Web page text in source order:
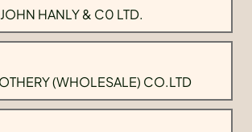
JOHN HANLY & C0 LTD.
(WHOLESALE) CO.LTD